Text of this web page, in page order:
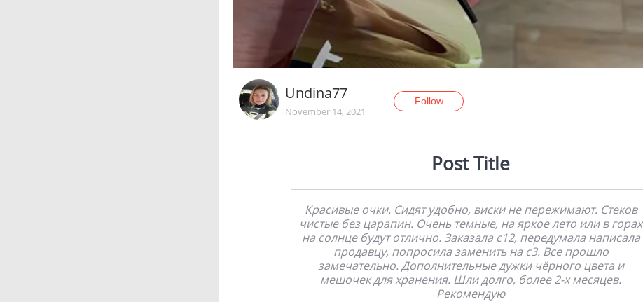
Undina77
November 14, 2021
Follow
Post Title
Красивые очки. Сидят удобно, виски не пережимают. Стеков
чистые без царапин. Очень темные, на яркое лето или в горах
на солнце будут отлично. Заказала с12, передумала написала
продавцу, попросила заменить на с3. Все прошло
замечательно. Дополнительные дужки чёрного цвета и
мешочек для хранения. Шли долго, более 2-х месяцев.
Рекомендую